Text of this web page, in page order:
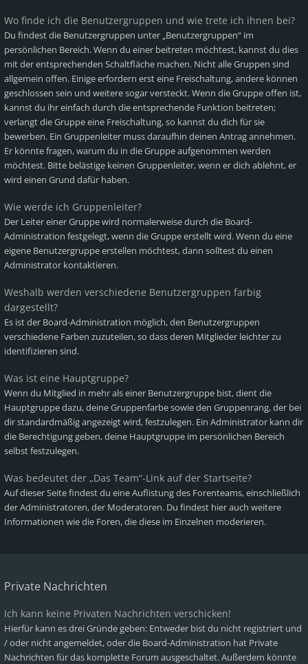
Wo finde ich die Benutzergruppen und wie trete ich ihnen bei?
Du findest die Benutzergruppen unter „Benutzergruppen“ im
persönlichen Bereich. Wenn du einer beitreten möchtest, kannst du dies
mit der entsprechenden Schaltfläche machen. Nicht alle Gruppen sind
allgemein offen. Einige erfordern erst eine Freischaltung, andere können
geschlossen sein und weitere sogar versteckt. Wenn die Gruppe offen ist,
kannst du ihr einfach durch die entsprechende Funktion beitreten;
verlangt die Gruppe eine Freischaltung, so kannst du dich für sie
bewerben. Ein Gruppenleiter muss daraufhin deinen Antrag annehmen.
Er könnte fragen, warum du in die Gruppe aufgenommen werden
möchtest. Bitte belästige keinen Gruppenleiter, wenn er dich ablehnt, er
wird einen Grund dafür haben.
Wie werde ich Gruppenleiter?
Der Leiter einer Gruppe wird normalerweise durch die Board-
Administration festgelegt, wenn die Gruppe erstellt wird. Wenn du eine
eigene Benutzergruppe erstellen möchtest, dann solltest du einen
Administrator kontaktieren.
Weshalb werden verschiedene Benutzergruppen farbig
dargestellt?
Es ist der Board-Administration möglich, den Benutzergruppen
verschiedene Farben zuzuteilen, so dass deren Mitglieder leichter zu
identifizieren sind.
Was ist eine Hauptgruppe?
Wenn du Mitglied in mehr als einer Benutzergruppe bist, dient die
Hauptgruppe dazu, deine Gruppenfarbe sowie den Gruppenrang, der bei
dir standardmäßig angezeigt wird, festzulegen. Ein Administrator kann dir
die Berechtigung geben, deine Hauptgruppe im persönlichen Bereich
selbst festzulegen.
Was bedeutet der „Das Team“-Link auf der Startseite?
Auf dieser Seite findest du eine Auflistung des Forenteams, einschließlich
der Administratoren, der Moderatoren. Du findest hier auch weitere
Informationen wie die Foren, die diese im Einzelnen moderieren.
Private Nachrichten
Ich kann keine Privaten Nachrichten verschicken!
Hierfür kann es drei Gründe geben: Entweder bist du nicht registriert und
/ oder nicht angemeldet, oder die Board-Administration hat Private
Nachrichten für das komplette Forum ausgeschaltet. Außerdem könnte